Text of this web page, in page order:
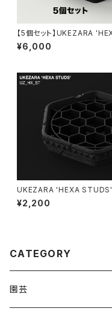
【5個セット】UKEZARA
STUDS' 4号
¥6,000
UKEZARA 'HEXA
号
¥2,200
CATEGORY
園芸